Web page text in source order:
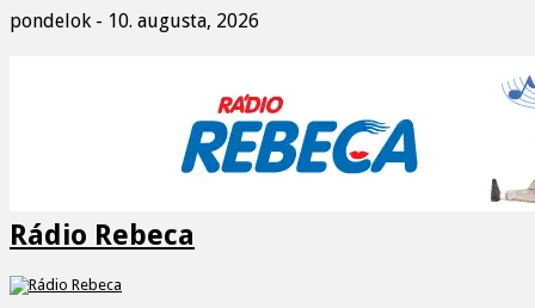
pondelok - 10. augusta, 2026
Rádio Rebeca